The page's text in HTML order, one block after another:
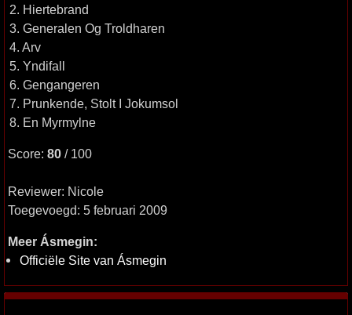
2. Hiertebrand
3. Generalen Og Troldharen
4. Arv
5. Yndifall
6. Gengangeren
7. Prunkende, Stolt I Jokumsol
8. En Myrmylne
Score: 80 / 100
Reviewer: Nicole
Toegevoegd: 5 februari 2009
Meer Ásmegin:
Officiële Site van Ásmegin